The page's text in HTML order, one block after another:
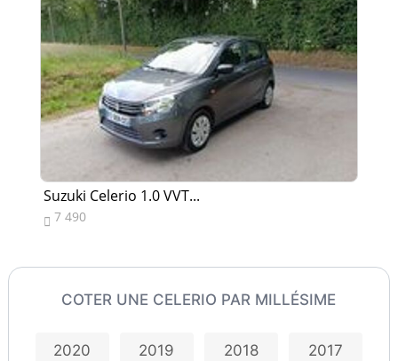
Suzuki Celerio 1.0 VVT...
 7 490
COTER UNE CELERIO PAR MILLÉSIME
2020 2019 2018 2017